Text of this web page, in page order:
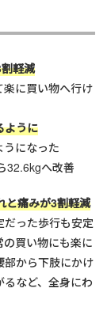
軽減
に買い物へ行け
ように
になった
32.6kgへ改善
と痛みが3割軽減
だった歩行も安定
買い物にも楽に
部から下肢にかけ
など、全身にわ